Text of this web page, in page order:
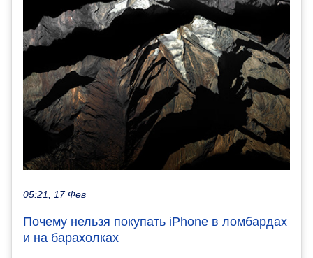
05:21, 17 Фев
Почему нельзя покупать iPhone в ломбардах
и на барахолках